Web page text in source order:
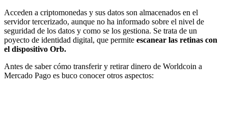
Acceden a criptomonedas y sus datos son almacenados en el
servidor tercerizado, aunque no ha informado sobre el nivel de
seguridad de los datos y como se los gestiona. Se trata de un
poyecto de identidad digital, que permite escanear las retinas con
el dispositivo Orb.
Antes de saber cómo transferir y retirar dinero de Worldcoin a
Mercado Pago es buco conocer otros aspectos: